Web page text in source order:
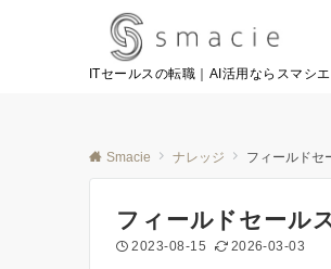
ITセールスの転職｜AI活用ならスマシエ
Smacie ナレッジ フィールドセ
フィールドセール
2023-08-15 2026-03-03